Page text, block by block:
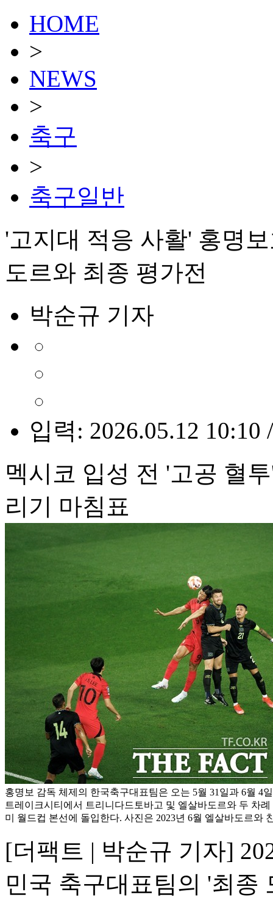
HOME
>
NEWS
>
축구
>
축구일반
'고지대 적응 사활' 홍명
도르와 최종 평가전
박순규 기자
입력: 2026.05.12 10:10
멕시코 입성 전 '고공 혈
리기 마침표
홍명보 감독 체제의 한국축구대표팀은 오는 5월 31일과 6월 4
트레이크시티에서 트리니다드토바고 및 엘살바도르와 두 차
미 월드컵 본선에 돌입한다. 사진은 2023년 6월 엘살바도르와
[더팩트 | 박순규 기자]
민국 축구대표팀의 '최종